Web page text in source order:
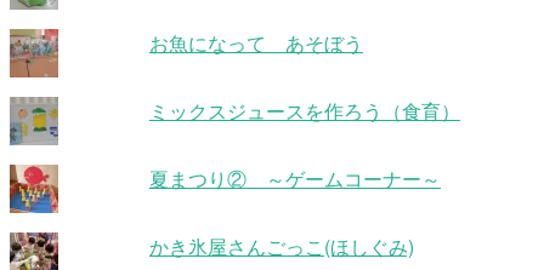
お魚になって あそぼう
ミックスジュースを作ろう（食育）
夏まつり② ～ゲームコーナー～
かき氷屋さんごっこ(ほしぐみ)